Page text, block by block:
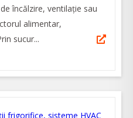
încălzire, ventilație sau
alimentar,
sucur...